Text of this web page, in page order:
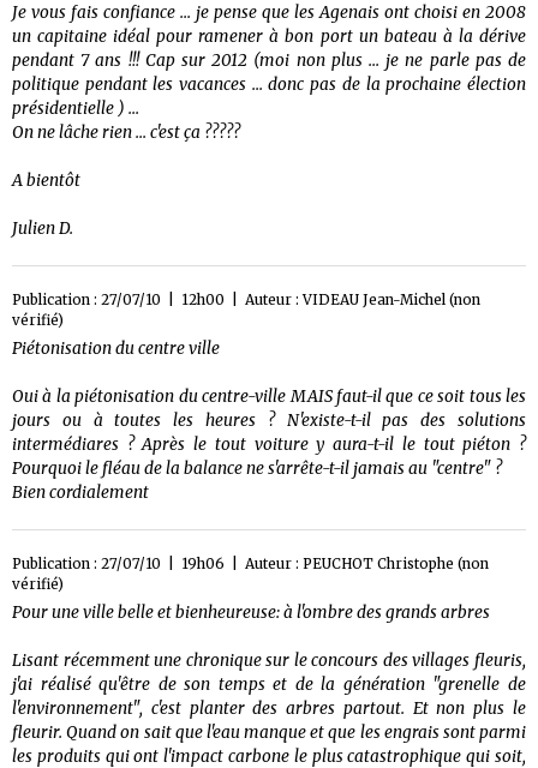
Je vous fais confiance ... je pense que les Agenais ont choisi en 2008
un capitaine idéal pour ramener à bon port un bateau à la dérive
pendant 7 ans !!! Cap sur 2012 (moi non plus ... je ne parle pas de
politique pendant les vacances ... donc pas de la prochaine élection
présidentielle ) ...
On ne lâche rien ... c'est ça ?????
A bientôt
Julien D.
Publication : 27/07/10 | 12h00 | Auteur :VIDEAU Jean-Michel (non
vérifié)
Piétonisation du centre ville
Oui à la piétonisation du centre-ville MAIS faut-il que ce soit tous les
jours ou à toutes les heures ? N'existe-t-il pas des solutions
intermédiares ? Après le tout voiture y aura-t-il le tout piéton ?
Pourquoi le fléau de la balance ne s'arrête-t-il jamais au "centre" ?
Bien cordialement
Publication : 27/07/10 | 19h06 | Auteur : PEUCHOT Christophe (non
vérifié)
Pour une ville belle et bienheureuse: à l'ombre des grands arbres
Lisant récemment une chronique sur le concours des villages fleuris,
j'ai réalisé qu'être de son temps et de la génération "grenelle de
l'environnement", c'est planter des arbres partout. Et non plus le
fleurir. Quand on sait que l'eau manque et que les engrais sont parmi
les produits qui ont l'impact carbone le plus catastrophique qui soit,